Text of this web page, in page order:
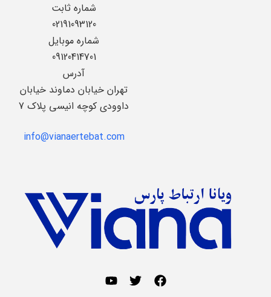
شماره ثابت
02191093120
شماره موبایل
09120414701
آدرس
تهران خیابان دماوند خیابان
داوودی کوچه انیسی پلاک 7
info@vianaertebat.com